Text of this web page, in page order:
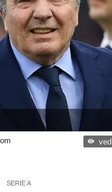
SERIE A